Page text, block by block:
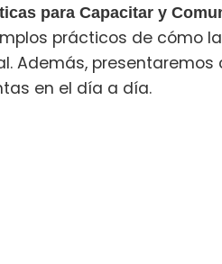
para Capacitar y
prácticos de cómo
Además,
en el día a día.